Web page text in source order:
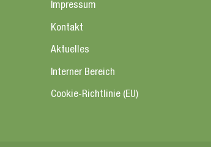
Impressum
Kontakt
Aktuelles
Interner Bereich
Cookie-Richtlinie (EU)